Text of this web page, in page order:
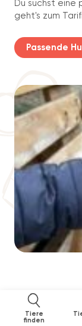
Tiere
finden
Du suchst eine
geht's zum
Passende